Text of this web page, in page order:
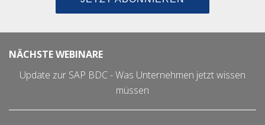
NÄCHSTE WEBINARE
Update zur SAP BDC - Was Unternehmen jetzt wissen
müssen